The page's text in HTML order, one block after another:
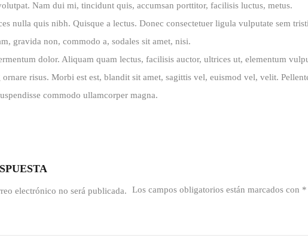
Nam dui mi, tincidunt quis, accumsan porttitor, facilisis luctus, metus.
nulla quis nibh. Quisque a lectus. Donec consectetuer ligula vulputate sem
gravida non, commodo a, sodales sit amet, nisi.
dolor. Aliquam quam lectus, facilisis auctor, ultrices ut, elementum
ornare risus. Morbi est est, blandit sit amet, sagittis vel, euismod vel, velit.
commodo ullamcorper magna.
electrónico no será publicada. Los campos obligatorios están marcados con *